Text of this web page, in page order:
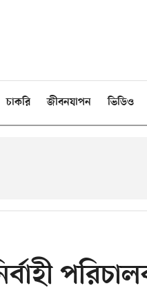
চাকরি জীবনযাপন ভিডিও